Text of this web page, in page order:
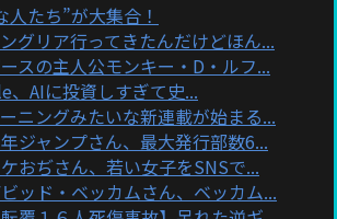
たち”が大集合！
グリア行ってきたんだけどほん...
スの主人公モンキー・D・ルフ...
、AIに投資しすぎて史...
ニングみたいな新連載が始まる...
年ジャンプさん、最大発行部数6...
ケおぢさん、若い女子をSNSで...
ビッド・ベッカムさん、ベッカム...